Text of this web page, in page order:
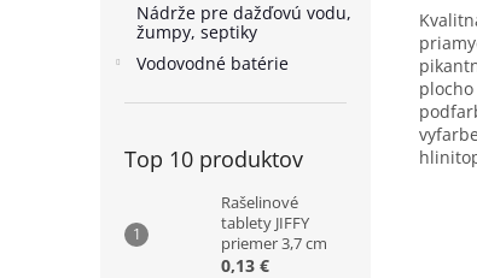
Nádrže pre dažďovú vodu,
žumpy, septiky
Vodovodné batérie
Top 10 produktov
Rašelinové
tablety JIFFY
priemer 3,7 cm
0,13 €